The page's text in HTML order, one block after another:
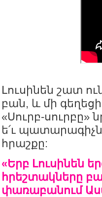
Լուսինեն շատ
բան, և մի
«Սուրբ-սուրբը»
ե՛ւ
հրաշքը:
«Երբ Լուսինեն
հրեշտակները
փառաբանում